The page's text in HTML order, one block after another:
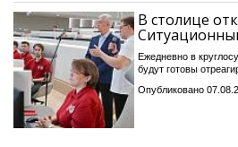
В столице
Ежедневно в
будут готовы
Опубликовано